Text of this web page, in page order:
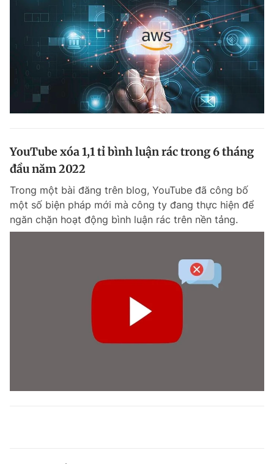
YouTube xóa 1,1 tỉ bình luận rác trong 6 tháng
đầu năm 2022
Trong một bài đăng trên blog, YouTube đã công bố
một số biện pháp mới mà công ty đang thực hiện để
ngăn chặn hoạt động bình luận rác trên nền tảng.